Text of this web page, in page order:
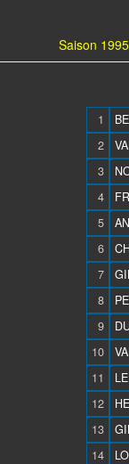
Saison
1
2
3
4
5
6
7
8
9
10
11
12
13
14